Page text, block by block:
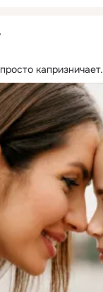
капризничает.